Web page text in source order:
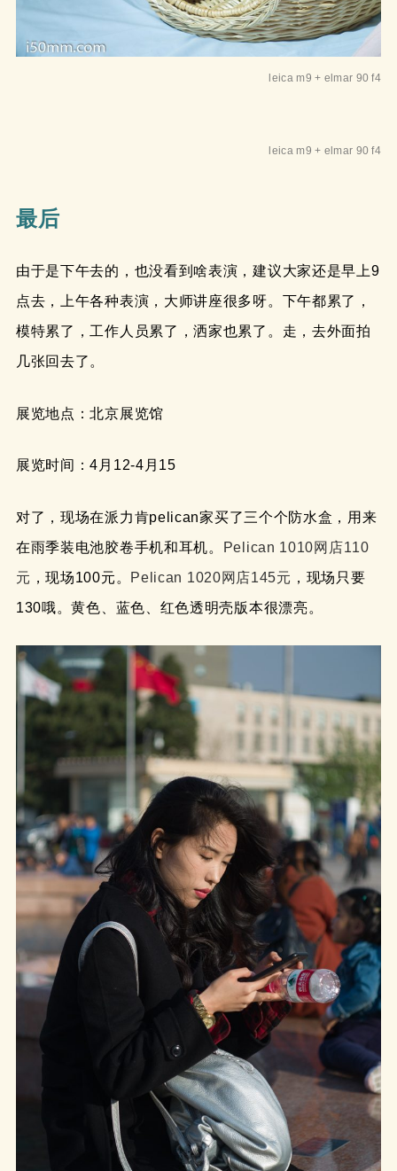
leica m9 + elmar 90 f4
leica m9 + elmar 90 f4
最后
由于是下午去的，也没看到啥表演，建议大家还是早上9
点去，上午各种表演，大师讲座很多呀。下午都累了，
模特累了，工作人员累了，洒家也累了。走，去外面拍
几张回去了。
展览地点：北京展览馆
展览时间：4月12-4月15
对了，现场在派力肯pelican家买了三个个防水盒，用来
在雨季装电池胶卷手机和耳机。
Pelican 1010网店110
元 ，现场100元。 Pelican 1020网店145元 ，现场只要
130哦。黄色、蓝色、红色透明壳版本很漂亮。